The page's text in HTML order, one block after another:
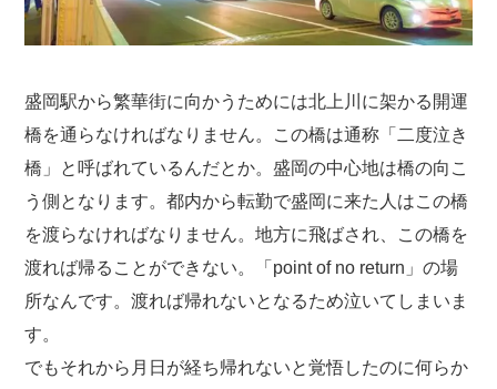
盛岡駅から繁華街に向かうためには北上川に架かる開運
橋を通らなければなりません。この橋は通称「二度泣き
橋」と呼ばれているんだとか。盛岡の中心地は橋の向こ
う側となります。都内から転勤で盛岡に来た人はこの橋
を渡らなければなりません。地方に飛ばされ、この橋を
渡れば帰ることができない。「point of no return」の場
所なんです。渡れば帰れないとなるため泣いてしまいま
す。
でもそれから月日が経ち帰れないと覚悟したのに何らか